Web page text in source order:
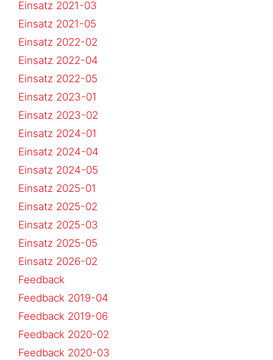
Einsatz 2021-03
Einsatz 2021-05
Einsatz 2022-02
Einsatz 2022-04
Einsatz 2022-05
Einsatz 2023-01
Einsatz 2023-02
Einsatz 2024-01
Einsatz 2024-04
Einsatz 2024-05
Einsatz 2025-01
Einsatz 2025-02
Einsatz 2025-03
Einsatz 2025-05
Einsatz 2026-02
Feedback
Feedback 2019-04
Feedback 2019-06
Feedback 2020-02
Feedback 2020-03